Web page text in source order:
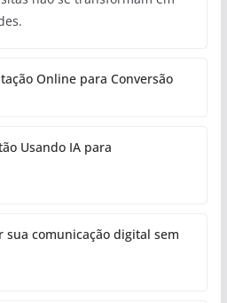
Online para Conversão
Usando IA para
sua comunicação digital sem